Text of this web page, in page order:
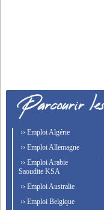
›› Emploi Algérie
›› Emploi Allemagne
›› Emploi Arabie
Saoudite KSA
›› Emploi Australie
›› Emploi Belgique